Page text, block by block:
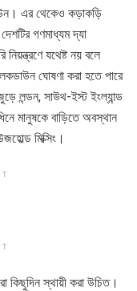
এর থেকেও কড়াকড়ি
গণমাধ্যম দ্যা
নিয়ন্ত্রণে যথেষ্ট নয় বলে
ঘোষণা করা হতে পারে
লন্ডন, সাউথ-ইস্ট ইংল্যান্ড
মানুষকে বাড়িতে অবস্থান
মিক্সিং।
কিছুদিন স্থায়ী করা উচিত।